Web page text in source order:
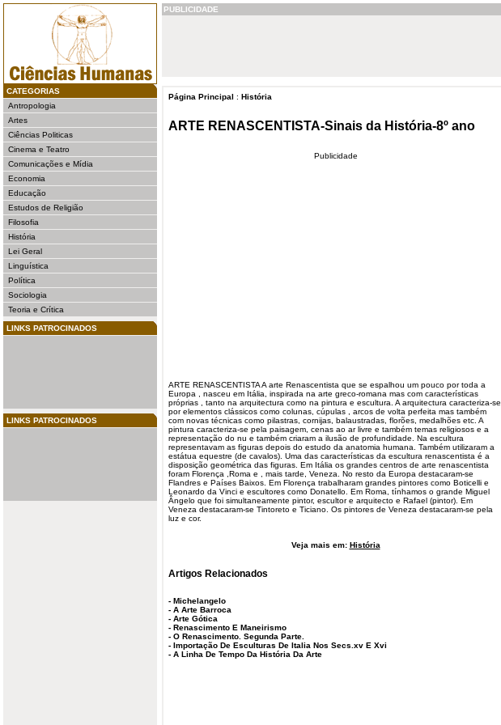
CATEGORIAS
Antropologia
Artes
Ciências Politicas
Cinema e Teatro
Comunicações e Mídia
Economia
Educação
Estudos de Religião
Filosofia
História
Lei Geral
Linguística
Política
Sociologia
Teoria e Crítica
LINKS PATROCINADOS
LINKS PATROCINADOS
PUBLICIDADE
Página Principal : História
ARTE RENASCENTISTA-Sinais da História-8º ano
Publicidade
ARTE RENASCENTISTAA arte Renascentista que se espalhou um pouco por toda a
Europa , nasceu em Itália, inspirada na arte greco-romana mas com características
próprias , tanto na arquitectura como na pintura e escultura . A arquitectura caracteriza-se
por elementos clássicos como colunas, cúpulas , arcos de volta perfeita mas também
com novas técnicas como pilastras, cornijas, balaustradas, florões, medalhões etc. A
pintura caracteriza-se pela paisagem, cenas ao ar livre e também temas religiosos e a
representação do nu e também criaram a ilusão de profundidade. Na escultura
representavam as figuras depois do estudo da anatomia humana. Também utilizaram a
estátua equestre (de cavalos). Uma das características da escultura renascentista é a
disposição geométrica das figuras. Em Itália os grandes centros de arte renascentista
foram Florença ,Roma e , mais tarde, Veneza. No resto da Europa destacaram-se
Flandres e Países Baixos. Em Florença trabalharam grandes pintores como Boticelli e
Leonardo da Vinci e escultores como Donatello. Em Roma, tínhamos o grande Miguel
Ângelo que foi simultaneamente pintor, escultor e arquitecto e Rafael (pintor). Em
Veneza destacaram-se Tintoreto e Ticiano. Os pintores de Veneza destacaram-se pela
luz e cor.
Veja mais em: História
Artigos Relacionados
- Michelangelo
- A Arte Barroca
- Arte Gótica
- Renascimento E Maneirismo
- O Renascimento. Segunda Parte.
- Importação De Esculturas De Italia Nos Secs.xv E Xvi
- A Linha De Tempo Da História Da Arte